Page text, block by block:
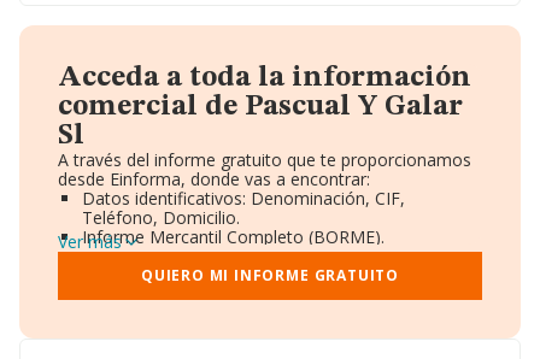
Acceda a toda la información
comercial de Pascual Y Galar
Sl
A través del informe gratuito que te proporcionamos
desde Einforma, donde vas a encontrar:
Datos identificativos: Denominación, CIF,
Teléfono, Domicilio.
Informe Mercantil Completo (BORME).
Gráficos de Evolución Ventas y Empleados.
Consejo de Administración y Administradores.
Directivos y Ejecutivos.
Ver más
QUIERO MI INFORME GRATUITO